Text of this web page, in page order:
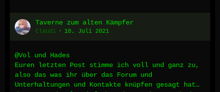
Taverne zum alten Kämpfer
Claudi 10. Juli 2021
@Vol und Hades
Euren letzten Post stimme ich voll und ganz zu,
also das was ihr über das Forum und
Unterhaltungen und Kontakte knüpfen gesagt hat…